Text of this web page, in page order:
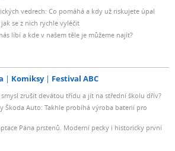
vedrech: Co pomáhá a kdy už riskujete úpal
se z nich rychle vyléčit
líbí a kde v našem těle je můžeme najít?
Komiksy Festival ABC
zrušit devátou třídu a jít na střední školu dřív?
Škoda Auto: Takhle probíhá výroba baterií pro
Pána prstenů. Moderní pecky i historicky první